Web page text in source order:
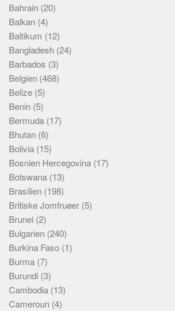
Bahrain (20)
Balkan (4)
Baltikum (12)
Bangladesh (24)
Barbados (3)
Belgien (468)
Belize (5)
Benin (5)
Bermuda (17)
Bhutan (6)
Bolivia (15)
Bosnien Hercegovina (17)
Botswana (13)
Brasilien (198)
Britiske Jomfruøer (5)
Brunei (2)
Bulgarien (240)
Burkina Faso (1)
Burma (7)
Burundi (3)
Cambodia (13)
Cameroun (4)